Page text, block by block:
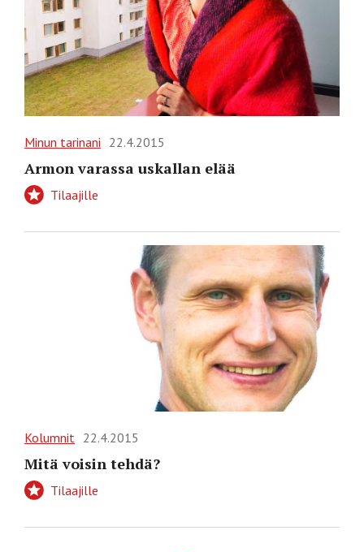
Minun tarinani 22.4.2015
Armon varassa uskallan elää
Tilaajille
Kolumnit 22.4.2015
Mitä voisin tehdä?
Tilaajille